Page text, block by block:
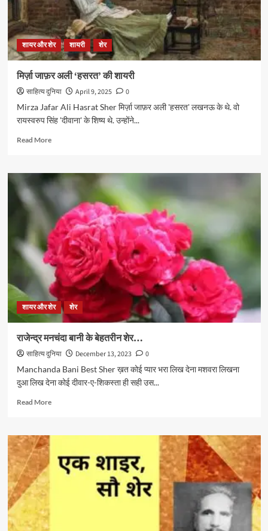
शायर और शेर शायरी शेर
मिर्ज़ा जाफ़र अली ‘हसरत’ की शायरी
साहित्य दुनिया April 9, 2025
0
Mirza Jafar Ali Hasrat Sher मिर्ज़ा जाफ़र अली 'हसरत' लखनऊ के थे. वो
रायस्वरुप सिंह 'दीवाना' के शिष्य थे. उन्होंने...
Read MoreRead
मिर्ज़ा
जाफ़र
‘हसरत’
की
शायरी
शायर और शेर शेर
राजेन्द्र मनचंदा बानी के बेहतरीन शेर…
साहित्य दुनिया December 13, 2023
0
Manchanda Bani Best Sher ख़त कोई प्यार भरा लिख देना मशवरा लिखना
दुआ लिख देना कोई दीवार-ए-शिकस्ता ही सही उस...
Read MoreRead
राजेन्द्र
बानी